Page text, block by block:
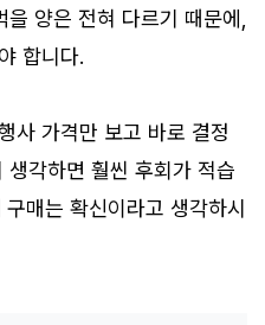
양은 전혀 다르기 때문에,
합니다.
사 가격만 보고 바로 결정
각하면 훨씬 후회가 적습
매는 확신이라고 생각하시